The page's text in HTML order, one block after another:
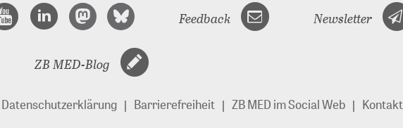
Feedback Newsletter
ZB MED-Blog
Datenschutzerklärung Barrierefreiheit ZB MED im Social Web Kontakt